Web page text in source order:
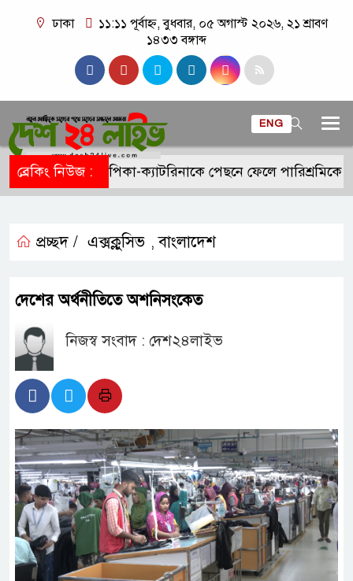
ঢাকা
১১:১১ পূর্বাহ্ন, বুধবার, ০৫ অগাস্ট ২০২৬, ২১ শ্রাবণ
১৪৩৩ বঙ্গাব্দ
ENG
ব্রেকিং নিউজ :দীপিকা-ক্যাটরিনাকে পেছনে ফেলে পারিশ্রমিকে
প্রচ্ছদ / এক্সক্লুসিভ ,বাংলাদেশ
দেশের অর্থনীতিতে অশনিসংকেত
নিজস্ব সংবাদ : দেশ২৪লাইভ